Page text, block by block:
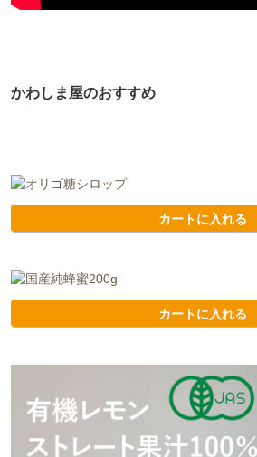
かわしま屋のおすすめ
カートに入れる
カートに入れる